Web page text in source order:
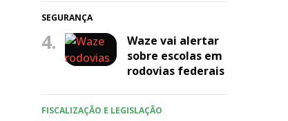
SEGURANÇA
4.
Waze vai alertar
sobre escolas em
rodovias federais
FISCALIZAÇÃO E LEGISLAÇÃO